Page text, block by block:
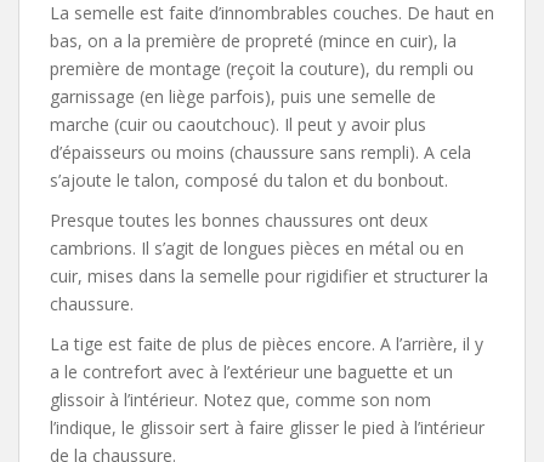
La semelle est faite d’innombrables couches. De haut en
bas, on a la première de propreté (mince en cuir), la
première de montage (reçoit la couture), du rempli ou
garnissage (en liège parfois), puis une semelle de
marche (cuir ou caoutchouc). Il peut y avoir plus
d’épaisseurs ou moins (chaussure sans rempli). A cela
s’ajoute le talon, composé du talon et du bonbout.
Presque toutes les bonnes chaussures ont deux
cambrions. Il s’agit de longues pièces en métal ou en
cuir, mises dans la semelle pour rigidifier et structurer la
chaussure.
La tige est faite de plus de pièces encore. A l’arrière, il y
a le contrefort avec à l’extérieur une baguette et un
glissoir à l’intérieur. Notez que, comme son nom
l’indique, le glissoir sert à faire glisser le pied à l’intérieur
de la chaussure.